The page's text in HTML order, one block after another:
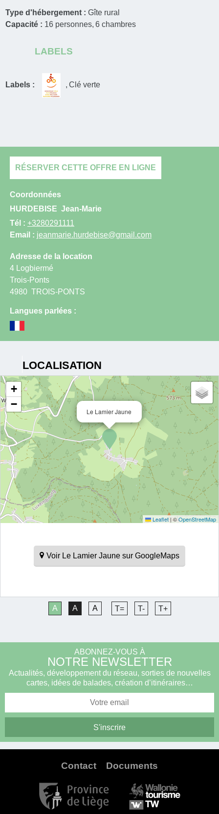
Type d'hébergement :Gîte rural
Capacité : 16 personnes 6 chambres
LABELS
Labels : Clé verte
RÉSERVER CETTE OFFRE EN LIGNE
Coordonnées
HURDEBISE Jean-Marie
Tél : +3280291111
Email : jeanmarie.hurdebise@gmail.com
Adresse de la location
4 Logbiermé
Trois-Ponts
4980 TROIS-PONTS
Langues parlées :
LOCALISATION
Le Lamier Jaune
+
−
Leaflet |©OpenStreetMap
Voir Le Lamier Jaune sur GoogleMaps
A A A T= T- T+
ABONNEZ-VOUS À
NOTRE NEWSLETTER
Actualités, développement du réseau, sorties de nouvelles
cartes, idées de balades, création d’itinéraires…
Contact Documents